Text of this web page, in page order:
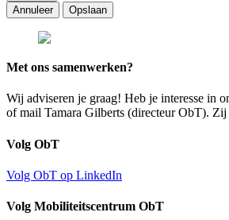
Annuleer
Opslaan
Met ons samenwerken?
Wij adviseren je graag! Heb je interesse in
of mail Tamara Gilberts (directeur ObT). Zij
Volg ObT
Volg ObT op LinkedIn
Volg Mobiliteitscentrum ObT